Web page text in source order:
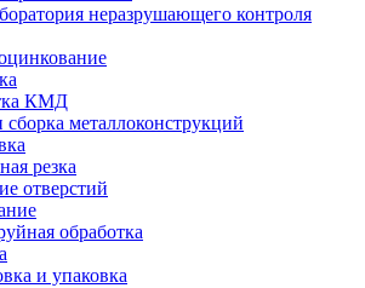
неразрушающего контроля
КМД
сборка металлоконструкций
резка
отверстий
обработка
и упаковка